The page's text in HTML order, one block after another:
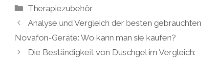
Kategorien
Therapiezubehör
Analyse und Vergleich der besten gebrauchten
Novafon-Geräte: Wo kann man sie kaufen?
Die Beständigkeit von Duschgel im Vergleich: